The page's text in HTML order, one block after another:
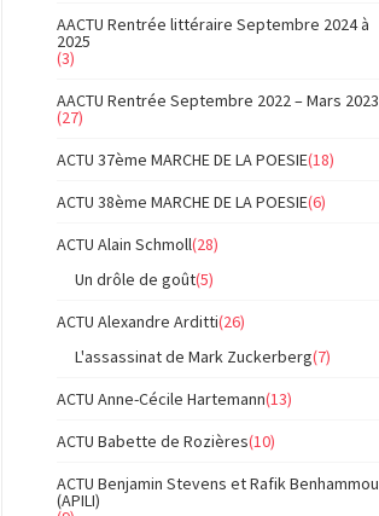
AACTU Rentrée littéraire Septembre 2024 à
2025
(3)
AACTU Rentrée Septembre 2022 – Mars 2023
(27)
ACTU 37ème MARCHE DE LA POESIE(18)
ACTU 38ème MARCHE DE LA POESIE(6)
ACTU Alain Schmoll(28)
Un drôle de goût(5)
ACTU Alexandre Arditti(26)
L'assassinat de Mark Zuckerberg(7)
ACTU Anne-Cécile Hartemann(13)
ACTU Babette de Rozières(10)
ACTU Benjamin Stevens et Rafik Benhammou
(APILI)